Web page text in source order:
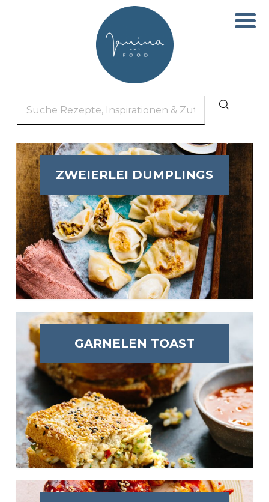
ZWEIERLEI DUMPLINGS
GARNELEN TOAST